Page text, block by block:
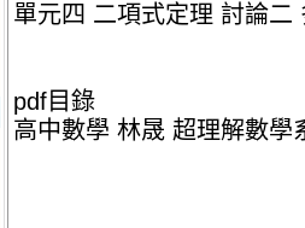
單元四 二項式定理 討論二
pdf目錄
高中數學 林晟 超理解數學